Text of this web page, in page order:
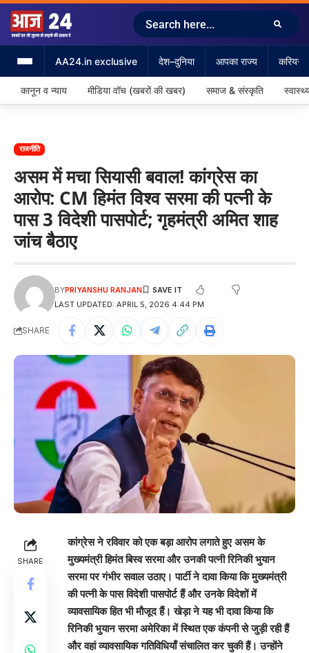
AA24.in exclusive देश–दुनिया आपका राज्य करियर
कानून व न्याय मीडिया वॉच (खबरों की खबर) समाज & संस्कृति
राजनीति
असम में मचा सियासी बवाल! कांग्रेस का
आरोप: CM हिमंत विश्व सरमा की पत्नी के
पास 3 विदेशी पासपोर्ट; गृहमंत्री अमित शाह
जांच बैठाए
LAST UPDATED: APRIL 5, 2026 4:44 PM
BYPRIYANSHU RANJAN
SHARE
SHARE
कांग्रेस ने रविवार को एक बड़ा आरोप लगाते हुए असम के
मुख्यमंत्री हिमंत बिस्व सरमा और उनकी पत्नी रिनिकी भुयान
सरमा पर गंभीर सवाल उठाए। पार्टी ने दावा किया कि मुख्यमंत्री
की पत्नी के पास विदेशी पासपोर्ट हैं और उनके विदेशों में
व्यावसायिक हित भी मौजूद हैं। खेड़ा ने यह भी दावा किया कि
रिनिकी भुयान सरमा अमेरिका में स्थित एक कंपनी से जुड़ी रही हैं
और वहां व्यावसायिक गतिविधियाँ संचालित कर चुकी हैं। उन्होंने